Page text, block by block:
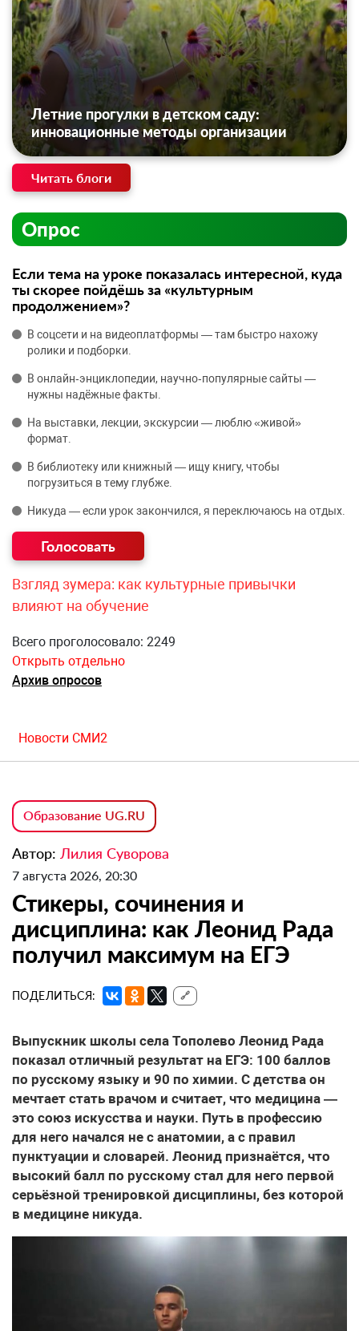
Летние прогулки в детском саду:
инновационные методы организации
Читать блоги
Опрос
Если тема на уроке показалась интересной, куда
ты скорее пойдёшь за «культурным
продолжением»?
В соцсети и на видеоплатформы — там быстро нахожу
ролики и подборки.
В онлайн‑энциклопедии, научно‑популярные сайты —
нужны надёжные факты.
На выставки, лекции, экскурсии — люблю «живой»
формат.
В библиотеку или книжный — ищу книгу, чтобы
погрузиться в тему глубже.
Никуда — если урок закончился, я переключаюсь на отдых.
Взгляд зумера: как культурные привычки
влияют на обучение
Всего проголосовало: 2249
Открыть отдельно
Архив опросов
Новости СМИ2
Образование UG.RU
Автор: Лилия Суворова
7 августа 2026, 20:30
Стикеры, сочинения и
дисциплина: как Леонид Рада
получил максимум на ЕГЭ
ПОДЕЛИТЬСЯ: 🔗
Выпускник школы села Тополево Леонид Рада
показал отличный результат на ЕГЭ: 100 баллов
по русскому языку и 90 по химии. С детства он
мечтает стать врачом и считает, что медицина —
это союз искусства и науки. Путь в профессию
для него начался не с анатомии, а с правил
пунктуации и словарей. Леонид признаётся, что
высокий балл по русскому стал для него первой
серьёзной тренировкой дисциплины, без которой
в медицине никуда.